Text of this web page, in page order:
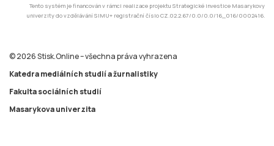
Tento systém je financován v rámci realizace projektu Strategické investice Masarykovy
univerzity do vzdělávání SIMU+ registrační číslo CZ.02.2.67/0.0/0.0/16_016/0002416.
© 2026 Stisk.Online – všechna práva vyhrazena
Katedra mediálních studií a žurnalistiky
Fakulta sociálních studií
Masarykova univerzita